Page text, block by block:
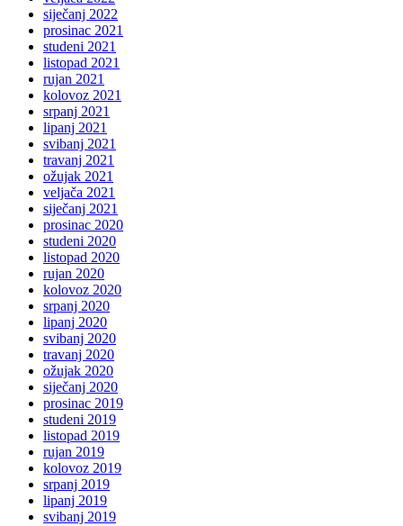
siječanj 2022
prosinac 2021
studeni 2021
listopad 2021
rujan 2021
kolovoz 2021
srpanj 2021
lipanj 2021
svibanj 2021
travanj 2021
ožujak 2021
veljača 2021
siječanj 2021
prosinac 2020
studeni 2020
listopad 2020
rujan 2020
kolovoz 2020
srpanj 2020
lipanj 2020
svibanj 2020
travanj 2020
ožujak 2020
siječanj 2020
prosinac 2019
studeni 2019
listopad 2019
rujan 2019
kolovoz 2019
srpanj 2019
lipanj 2019
svibanj 2019